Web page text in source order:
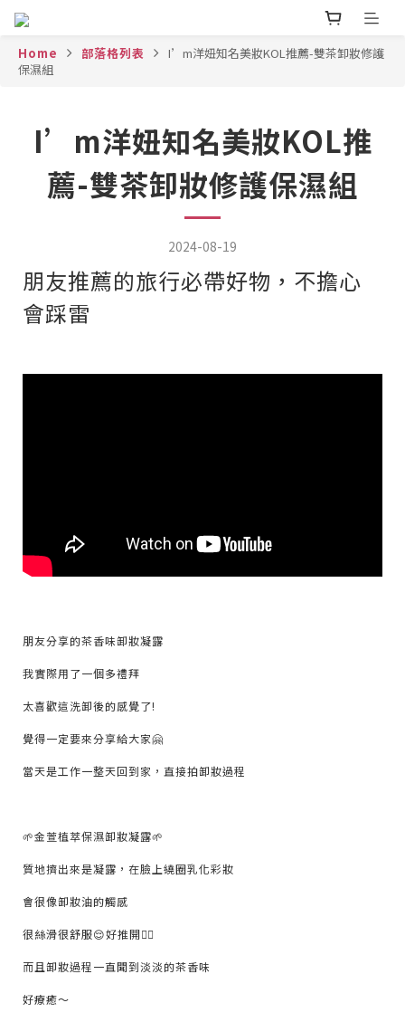
Home 部落格列表
I’m洋妞知名美妝KOL推薦-雙茶卸妝修護
保濕組
I’m洋妞知名美妝KOL推
薦-雙茶卸妝修護保濕組
2024-08-19
朋友推薦的旅行必帶好物，不擔心
會踩雷
朋友分享的茶香味卸妝凝露
我實際用了一個多禮拜
太喜歡這洗卸後的感覺了!
覺得一定要來分享給大家🤗
當天是工作一整天回到家，直接拍卸妝過程
🌱金萱植萃保濕卸妝凝露🌱
質地擠出來是凝露，在臉上繞圈乳化彩妝
會很像卸妝油的觸感
很絲滑很舒服😌好推開👍🏻
而且卸妝過程一直聞到淡淡的茶香味
好療癒～